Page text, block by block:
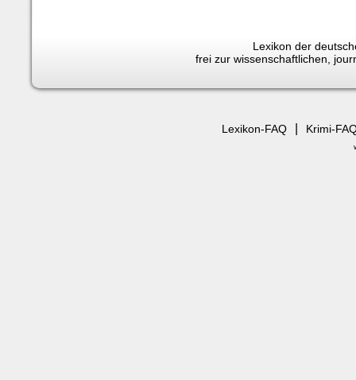
Lexikon der
frei zur wissenschaftlichen,
Lexikon-FAQ Krimi-